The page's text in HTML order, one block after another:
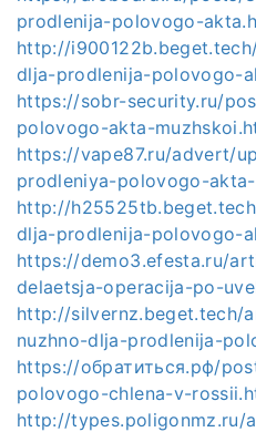
prodlenija-polovogo-
http://
dlja-prodlenija-polovogo-
https://sobr-security.ru/
polovogo-akta-
https://vape87.ru/advert/
prodleniya-polovogo-
http://
dlja-prodlenija-polovogo-
https://demo3.efesta.ru/
delaetsja-operacija-po-
http://silvernz.beget.tech/
nuzhno-dlja-prodlenija-
https://обратиться.рф/
polovogo-chlena-v-
http://types.poligonmz.ru/